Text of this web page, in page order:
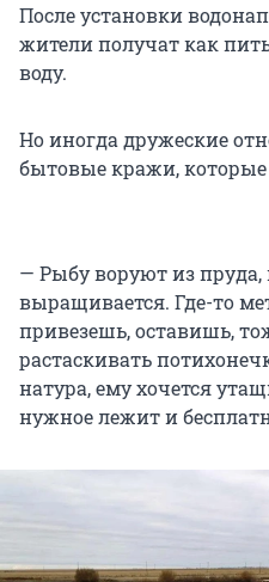
После установки
жители получат как
воду.
Но иногда дружеские
бытовые кражи,
— Рыбу воруют из пруда,
выращивается. Где-то
привезешь, оставишь,
растаскивать
натура, ему хочется
нужное лежит и